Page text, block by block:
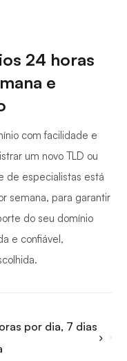
24 horas
e
com facilidade e
um novo TLD ou
de especialistas está
semana, para garantir
do seu domínio
e confiável,
por dia, 7 dias